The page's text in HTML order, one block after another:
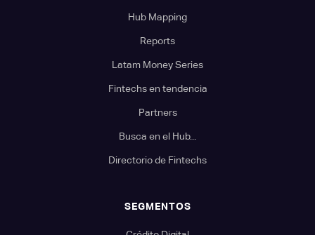
Hub Mapping
Reports
Latam Money Series
Fintechs en tendencia
Partners
Busca en el Hub...
Directorio de Fintechs
SEGMENTOS